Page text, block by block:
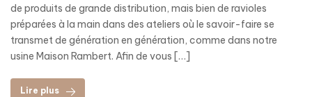
de produits de grande distribution, mais bien de ravioles
préparées à la main dans des ateliers où le savoir-faire se
transmet de génération en génération, comme dans notre
usine Maison Rambert. Afin de vous […]
Lire plus